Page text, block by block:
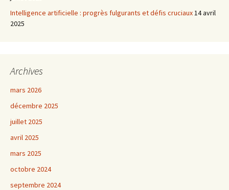
Intelligence artificielle : progrès fulgurants et défis cruciaux 14 avril
2025
Archives
mars 2026
décembre 2025
juillet 2025
avril 2025
mars 2025
octobre 2024
septembre 2024